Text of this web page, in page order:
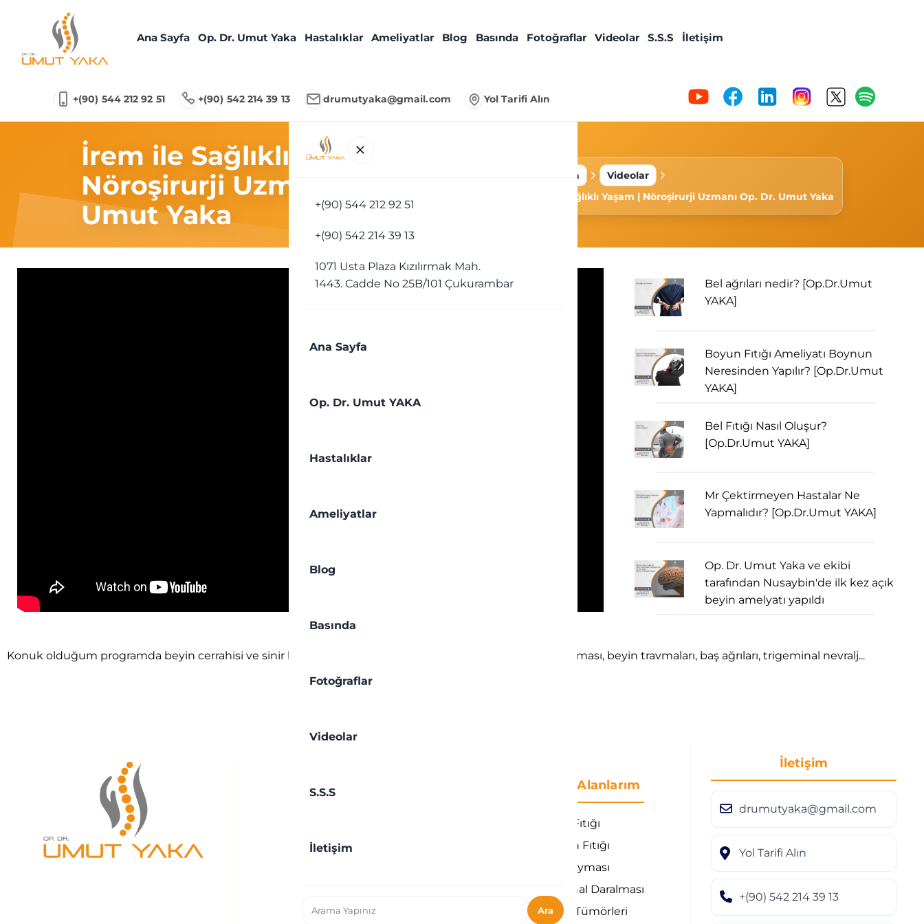
+(90) 544 212 92 51 +(90) 542 214 39 13 drumutyaka@gmail.com Yol Tarifi Alın
Ana Sayfa Op. Dr. Umut Yaka Hastalıklar Ameliyatlar Blog Basında Fotoğraflar Videolar S.S.S İletişim
+(90) 544 212 92 51
+(90) 542 214 39 13
1071 Usta Plaza Kızılırmak Mah.
1443. Cadde No 25B/101 Çukurambar
Ana Sayfa
Op. Dr. Umut YAKA
Hastalıklar
Ameliyatlar
Blog
Basında
Fotoğraflar
Videolar
S.S.S
İletişim
Ara
İrem ile Sağlıklı Yaşam |
Nöroşirurji Uzmanı Op. Dr.
Umut Yaka
Ana Sayfa
Videolar
İrem ile Sağlıklı Yaşam | Nöroşirurji Uzmanı Op. Dr. Umut Yaka
Bel ağrıları nedir? [Op.Dr.Umut
YAKA]
Boyun Fıtığı Ameliyatı Boynun
Neresinden Yapılır? [Op.Dr.Umut
YAKA]
Bel Fıtığı Nasıl Oluşur?
[Op.Dr.Umut YAKA]
Mr Çektirmeyen Hastalar Ne
Yapmalıdır? [Op.Dr.Umut YAKA]
Op. Dr. Umut Yaka ve ekibi
tarafından Nusaybin'de ilk kez açık
beyin amelyatı yapıldı
Konuk olduğum programda beyin cerrahisi ve sinir hastalıkları alanında konularda konuştuk. Beyin kanaması, beyin travmaları, baş ağrıları, trigeminal nevralj...
Site Haritası
Op. Dr. Umut Yaka
Blog
Uzmanlık Alanlarım
Bel Fıtığı
Boyun Fıtığı
Bel Kayması
Omurga Kanal Daralması
Omurilik Tümörleri
İletişim
drumutyaka@gmail.com
Yol Tarifi Alın
+(90) 542 214 39 13